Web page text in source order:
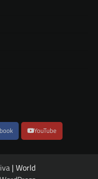
YouTube
| World